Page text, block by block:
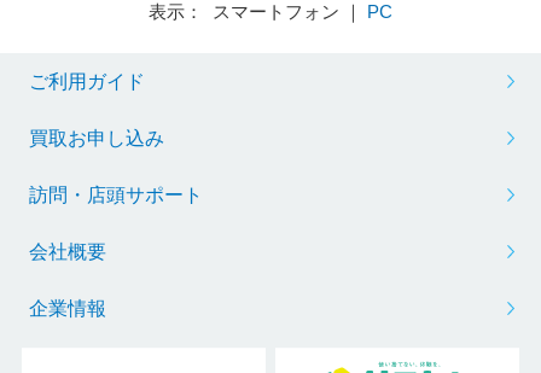
表示： スマートフォン ｜ PC
ご利用ガイド
買取お申し込み
訪問・店頭サポート
会社概要
企業情報